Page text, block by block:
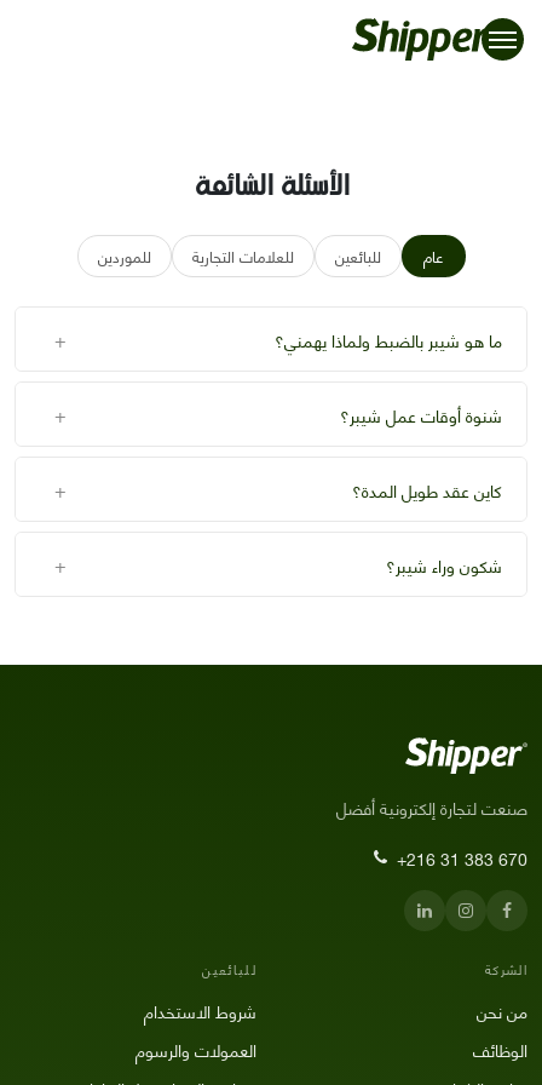
الأسئلة الشائعة
عام للبائعين للعلامات التجارية للموردين
ما هو شيبر بالضبط ولماذا يهمني؟ +
شنوة أوقات عمل شيبر؟ +
كاين عقد طويل المدة؟ +
شكون وراء شيبر؟ +
صنعت لتجارة إلكترونية أفضل
+216 31 383 670
الشركة
من نحن
الوظائف
للبائعين
شروط الاستخدام
العمولات والرسوم